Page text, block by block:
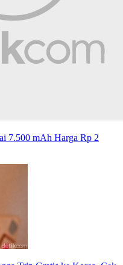
7.500 mAh Harga Rp 2